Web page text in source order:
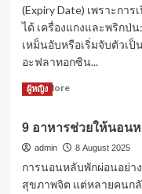
(Expiry Date) เพราะกา
ได้ เครื่องแกงและพริกป่
เหม็นอับหรือเริ่มจับตัวเ
อะฟลาทอกซิน...
Read MoreRead
อย่า
ชะล่า
ใจ!
เครื่อง
ปรุง
ผู้หญิง
9 อาหารช่วยให้นอน
admin 8 August 2025
การนอนหลับพักผ่อนอย่า
สุขภาพจิต แต่หลายคนก